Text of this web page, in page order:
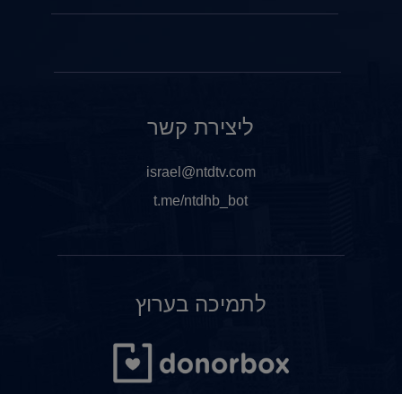
לתמיכה בערוץ
ליצירת קשר
israel@ntdtv.com
t.me/ntdhb_bot